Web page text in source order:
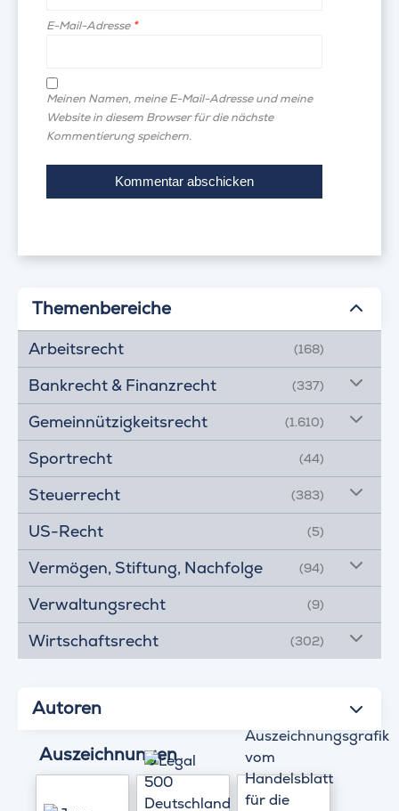
E-Mail-Adresse *
Meinen Namen, meine E-Mail-Adresse und meine
Website in diesem Browser für die nächste
Kommentierung speichern.
Themenbereiche
Arbeitsrecht (168)
Bankrecht & Finanzrecht (337)
Gemeinnützigkeitsrecht (1.610)
Sportrecht (44)
Steuerrecht (383)
US-Recht (5)
Vermögen, Stiftung, Nachfolge (94)
Verwaltungsrecht (9)
Wirtschaftsrecht (302)
Autoren
Auszeichnungen